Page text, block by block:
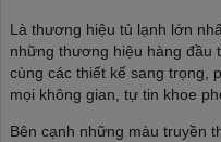
Là thương hiệu tủ lạnh lớn
những thương hiệu hàng đầu
cùng các thiết kế sang trọng,
mọi không gian, tự tin khoe
Bên cạnh những màu truyền